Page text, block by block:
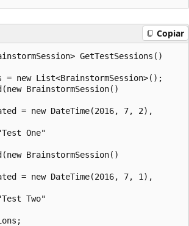
Copiar
GetTestSessions()
= new List<BrainstormSession>();
BrainstormSession()
= new DateTime(2016, 7, 2),
One"
BrainstormSession()
= new DateTime(2016, 7, 1),
Two"